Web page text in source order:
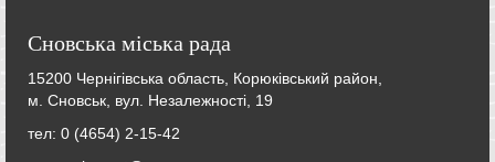
Сновська міська рада
15200 Чернігівська область, Корюківський район,
м. Сновськ, вул. Незалежності, 19
тел: 0 (4654) 2-15-42